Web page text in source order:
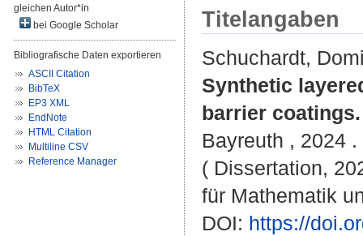
gleichen Autor*in
bei Google Scholar
Bibliografische Daten exportieren
ASCII Citation
BibTeX
EP3 XML
EndNote
HTML Citation
Multiline CSV
Reference Manager
Titelangaben
Schuchardt,
Synthetic
barrier coatings.
Bayreuth , 2024
( Dissertation,
für Mathematik
DOI: https://